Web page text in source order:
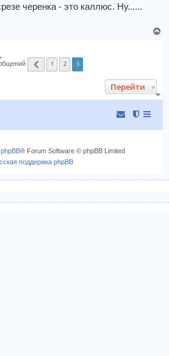
черенка - это каллюс. Ну......
к
Пред.
1 2 3
Перейти
phpBB® Forum Software © phpBB Limited
поддержка phpBB